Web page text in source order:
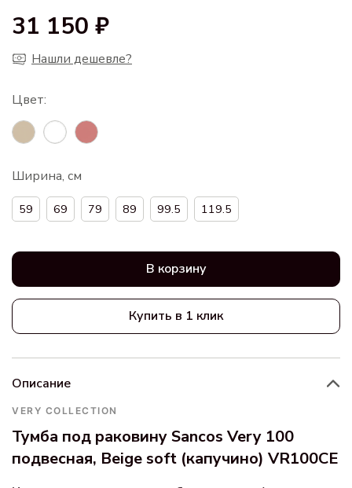
31 150 ₽
Нашли дешевле?
Ширина, см
59 69 79 89 99.5 119.5
В корзину
Купить в 1 клик
Описание
VERY COLLECTION
Тумба под раковину Sancos Very 100
подвесная, Beige soft (капучино) VR100CE